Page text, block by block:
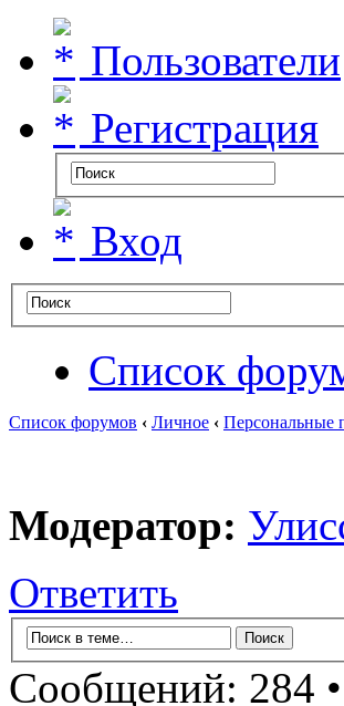
Пользователи
Регистрация
Вход
Список
Список форумов ‹ Личное ‹ Персональные
Модератор:
Ответить
Сообщений: 284 •